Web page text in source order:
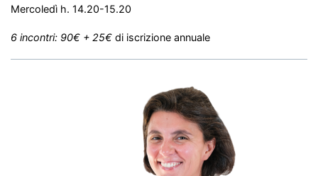
Mercoledì h. 14.20-15.20
6 incontri: 90€ + 25€ di iscrizione annuale